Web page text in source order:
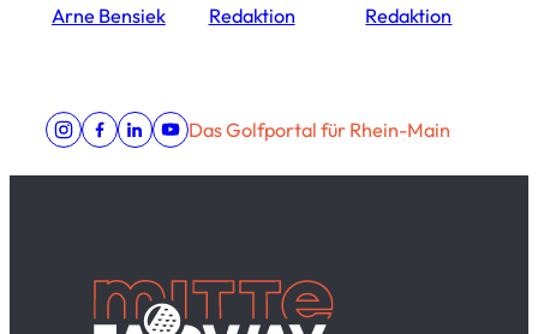
Arne Bensiek
Redaktion
Redaktion
Das Golfportal für Rhein-Main